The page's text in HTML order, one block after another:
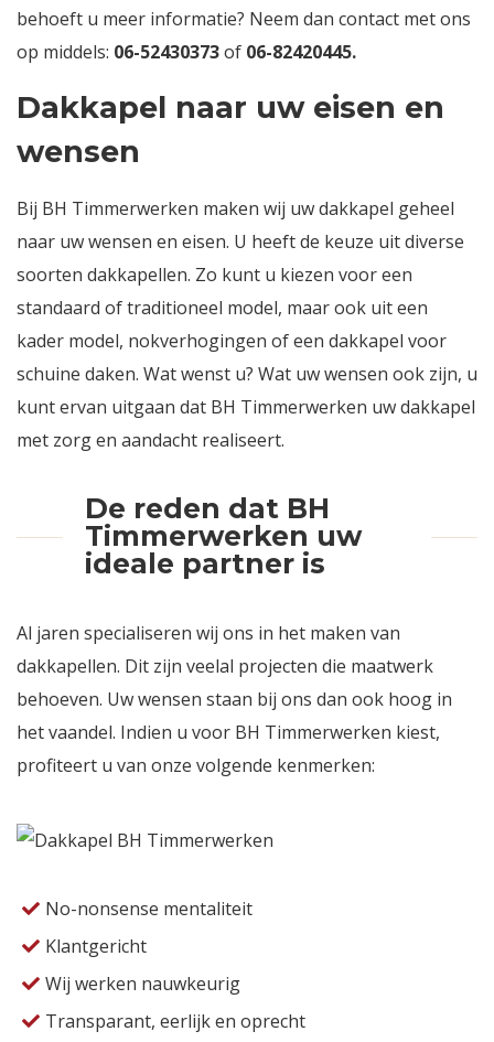
behoeft u meer informatie? Neem dan contact met ons
op middels: 06-52430373of 06-82420445.
Dakkapel naar uw eisen en
wensen
Bij BH Timmerwerken maken wij uw dakkapel geheel
naar uw wensen en eisen. U heeft de keuze uit diverse
soorten dakkapellen. Zo kunt u kiezen voor een
standaard of traditioneel model, maar ook uit een
kader model, nokverhogingen of een dakkapel voor
schuine daken. Wat wenst u? Wat uw wensen ook zijn, u
kunt ervan uitgaan dat BH Timmerwerken uw dakkapel
met zorg en aandacht realiseert.
De reden dat BH
Timmerwerken uw
ideale partner is
Al jaren specialiseren wij ons in het maken van
dakkapellen. Dit zijn veelal projecten die maatwerk
behoeven. Uw wensen staan bij ons dan ook hoog in
het vaandel. Indien u voor BH Timmerwerken kiest,
profiteert u van onze volgende kenmerken:
No-nonsense mentaliteit
Klantgericht
Wij werken nauwkeurig
Transparant, eerlijk en oprecht